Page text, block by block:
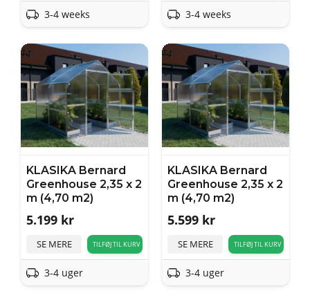
3-4 weeks 3-4 weeks
KLASIKA Bernard
Greenhouse 2,35 x 2
m (4,70 m2)
5.199 kr
SE MERE TILFØJ TIL KURV
3-4 uger
KLASIKA Bernard
Greenhouse 2,35 x 2
m (4,70 m2)
5.599 kr
SE MERE TILFØJ TIL KURV
3-4 uger